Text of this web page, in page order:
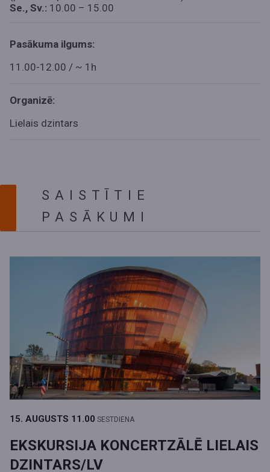
Se., Sv.: 10.00 – 15.00
Pasākuma ilgums:
11.00-12.00 / ~ 1h
Organizē:
Lielais dzintars
SAISTĪTIE
PASĀKUMI
15. AUGUSTS 11.00 SESTDIENA
EKSKURSIJA KONCERTZĀLĒ LIELAIS
DZINTARS/LV